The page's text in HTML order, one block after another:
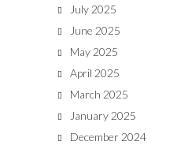
July 2025
June 2025
May 2025
April 2025
March 2025
January 2025
December 2024